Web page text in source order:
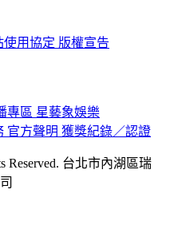
使用協定 版權宣告
專區 星藝象娛樂
官方聲明 獲獎紀錄／認證
Reserved. 台北市內湖區瑞